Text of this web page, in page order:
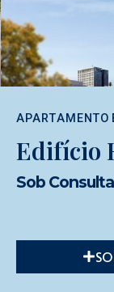
APARTAMENTO
Edifício
Sob Consulta